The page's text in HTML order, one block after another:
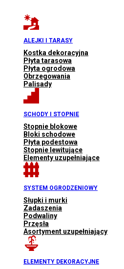
ALEJKI I TARASY
Kostka dekoracyjna
Płyta tarasowa
Płyta ogrodowa
Obrzegowania
Palisady
SCHODY I STOPNIE
Stopnie blokowe
Bloki schodowe
Płyta podestowa
Stopnie lewitujące
Elementy uzupełniające
SYSTEM OGRODZENIOWY
Słupki i murki
Zadaszenia
Podwaliny
Przęsła
Asortyment uzupełniający
ELEMENTY DEKORACYJNE